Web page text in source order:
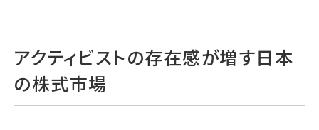
アクティビストの存在感が増す日本
の株式市場